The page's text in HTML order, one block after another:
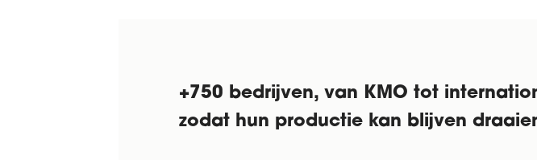
+750 bedrijven, van KMO tot
zodat hun productie kan blijven